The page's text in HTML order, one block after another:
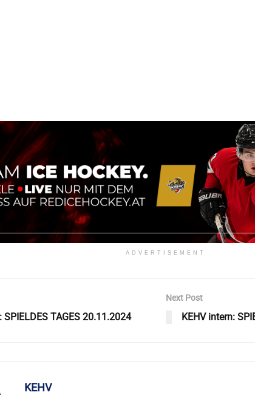
ADVERTISEMENT
SPIELDES TAGES 20.11.2024
Next Post
KEHV intern:
KEHV